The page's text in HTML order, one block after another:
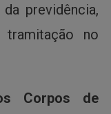
previdência,
no
Corpos de